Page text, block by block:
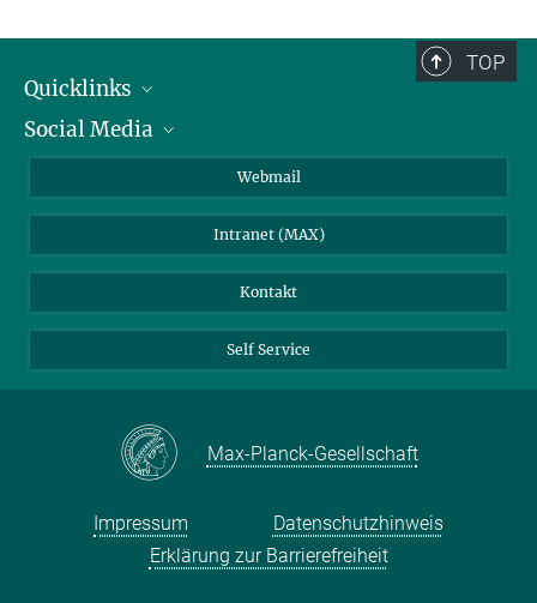
TOP
Quicklinks
IMPRS Graduiertenschule
Social Media
Webmail
Intranet (MAX)
Kontakt
Self Service
Max-Planck-Gesellschaft
Impressum
Datenschutzhinweis
Erklärung zur Barrierefreiheit